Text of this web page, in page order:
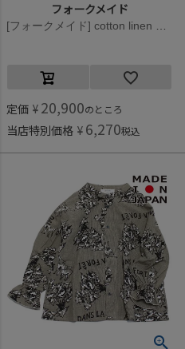
フォークメイド
[フォークメイド] cotton linen playing card ワイドパンツ スモーキーピンク×レッド
定価 ¥ 20,900のところ
当店特別価格 ¥ 6,270税込